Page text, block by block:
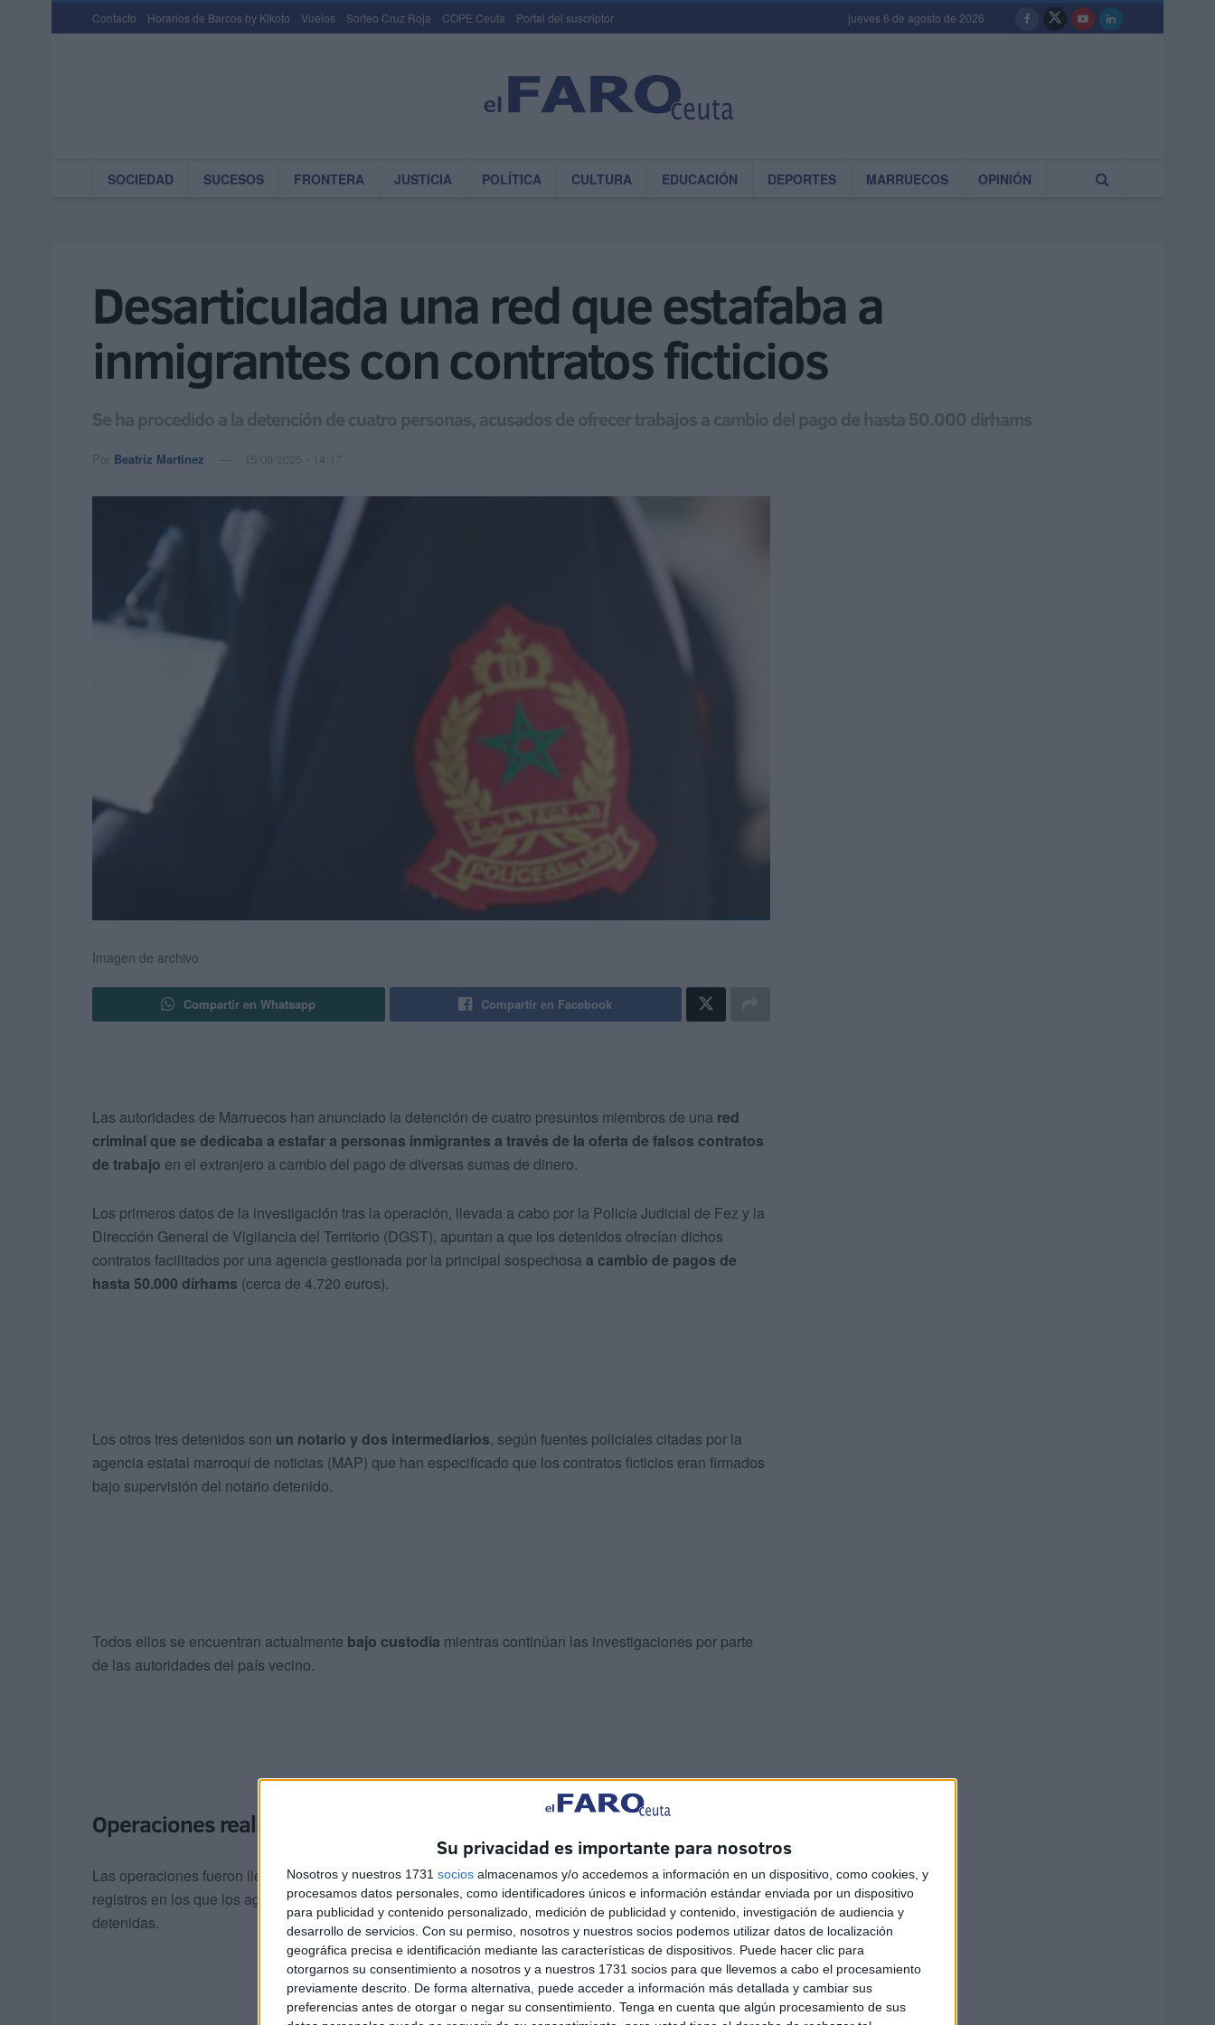
Su privacidad es importante para nosotros
Nosotros y nuestros 1731 socios almacenamos y/o accedemos a información en un dispositivo, como cookies, y
procesamos datos personales, como identificadores únicos e información estándar enviada por un dispositivo
para publicidad y contenido personalizado, medición de publicidad y contenido, investigación de audiencia y
desarrollo de servicios. Con su permiso, nosotros y nuestros socios podemos utilizar datos de localización
geográfica precisa e identificación mediante las características de dispositivos. Puede hacer clic para
otorgarnos su consentimiento a nosotros y a nuestros 1731 socios para que llevemos a cabo el procesamiento
previamente descrito. De forma alternativa, puede acceder a información más detallada y cambiar sus
preferencias antes de otorgar o negar su consentimiento. Tenga en cuenta que algún procesamiento de sus
Contacto Horarios de Barcos by Kikoto Vuelos Sorteo Cruz Roja COPE Ceuta Portal del suscriptor jueves 6 de agosto de 2026
SOCIEDAD SUCESOS FRONTERA JUSTICIA POLÍTICA CULTURA EDUCACIÓN DEPORTES MARRUECOS OPINIÓN
Desarticulada una red que estafaba a
inmigrantes con contratos ficticios
Se ha procedido a la detención de cuatro personas, acusados de ofrecer trabajos a cambio del pago de hasta 50.000 dirhams
Por Beatriz Martínez 15/09/2025 - 14:17
Imagen de archivo
Compartir en Whatsapp Compartir en Facebook
Las autoridades de Marruecos han anunciado la detención de cuatro presuntos miembros de una red
criminal que se dedicaba a estafar a personas inmigrantes a través de la oferta de falsos contratos
de trabajo en el extranjero a cambio del pago de diversas sumas de dinero.
Los primeros datos de la investigación tras la operación, llevada a cabo por la Policía Judicial de Fez y la
Dirección General de Vigilancia del Territorio (DGST), apuntan a que los detenidos ofrecían dichos
contratos facilitados por una agencia gestionada por la principal sospechosa a cambio de pagos de
hasta 50.000 dírhams (cerca de 4.720 euros).
Los otros tres detenidos son un notario y dos intermediarios, según fuentes policiales citadas por la
agencia estatal marroquí de noticias (MAP) que han especificado que los contratos ficticios eran firmados
bajo supervisión del notario detenido.
Todos ellos se encuentran actualmente bajo custodia mientras continúan las investigaciones por parte
de las autoridades del país vecino.
Operaciones realizadas en varios emplazamientos
Las operaciones fueron llevadas a cabo de forma simultánea enFez, Meknes, Sefrú e Imuzer, unos
registros en los que los agentes incautaroncopias de los contratos ficticios , usados por estas personas
detenidas.